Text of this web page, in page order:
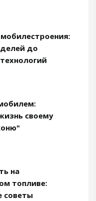
до
своему
на
топливе:
советы